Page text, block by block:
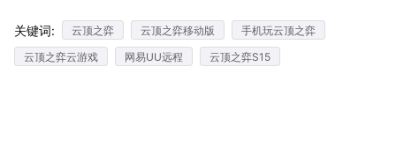
关键词: 云顶之弈 云顶之弈移动版
手机玩云顶之弈
云顶之弈云游戏
网易UU远程 云顶之弈S15